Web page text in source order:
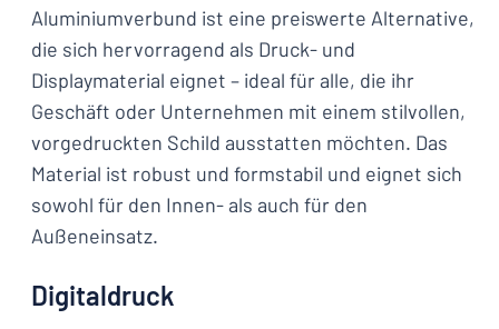
Aluminiumverbund ist eine preiswerte Alternative,
die sich hervorragend als Druck- und
Displaymaterial eignet – ideal für alle, die ihr
Geschäft oder Unternehmen mit einem stilvollen,
vorgedruckten Schild ausstatten möchten. Das
Material ist robust und formstabil und eignet sich
sowohl für den Innen- als auch für den
Außeneinsatz.
Digitaldruck